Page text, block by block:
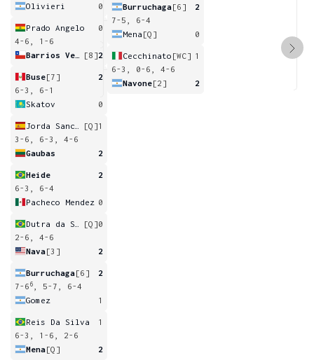
Olivieri
0
Prado Angelo
0
4-6, 1-6
[8]2
Buse[7]
2
6-3, 6-1
Skatov
0
[Q]1
3-6, 6-3, 4-6
Gaubas
2
Heide
2
6-3, 6-4
Pacheco Mendez 0
[Q]0
2-6, 4-6
Nava[3] 2
Burruchaga[6]
2
7-6 6
, 5-7, 6-4
Gomez
1
Reis Da Silva
1
6-3, 1-6, 2-6
Mena[Q] 2
Burruchaga[6]
2
7-5, 6-4
Mena [Q] 0
Cecchinato [WC] 1
6-3, 0-6, 4-6
Navone[2] 2